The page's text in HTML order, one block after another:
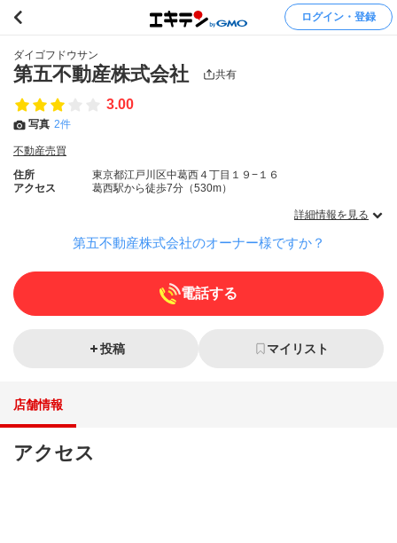
ログイン・登録
ダイゴフドウサン
第五不動産株式会社 共有
3.00
写真 2件
不動産売買
住所
東京都江戸川区中葛西４丁目１９−１６
アクセス
葛西駅から徒歩7分（530m）
詳細情報を見る
第五不動産株式会社のオーナー様ですか？
電話する
投稿 マイリスト
店舗情報
アクセス